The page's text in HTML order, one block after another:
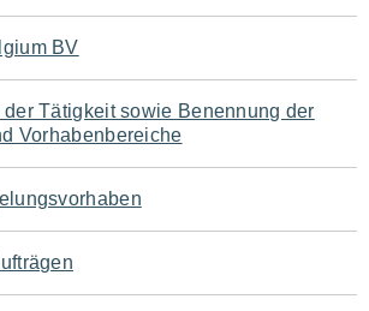
BV
Tätigkeit sowie Benennung der
Vorhabenbereiche